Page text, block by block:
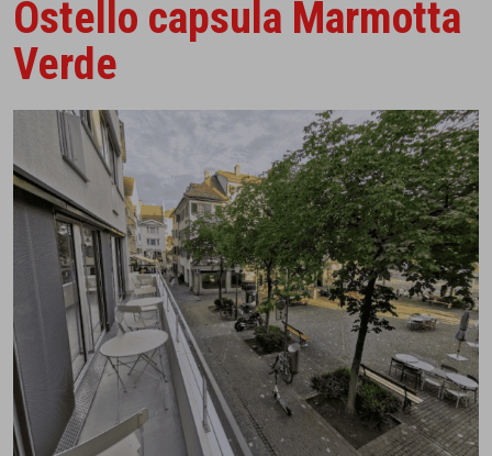
Ostello capsula Marmotta
Verde